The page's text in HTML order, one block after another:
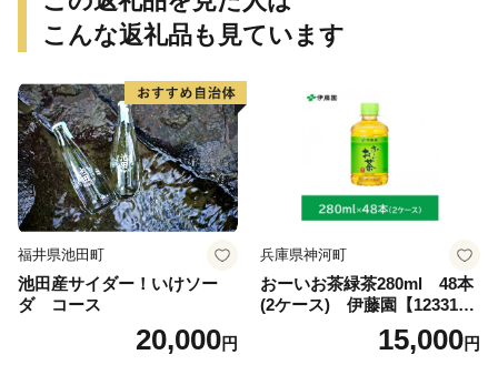
こんな返礼品も見ています
福井県池田町
池田産サイダー！いけソー
ダ コース
20,000円
兵庫県神河町
おーいお茶緑茶280ml 48本
(2ケース) 伊藤園【123317
15,000円